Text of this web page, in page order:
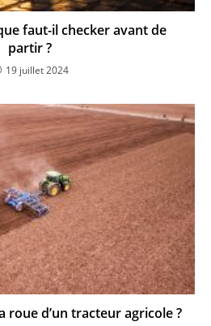
faut-il checker avant de
partir ?
19 juillet 2024
roue d’un tracteur agricole ?